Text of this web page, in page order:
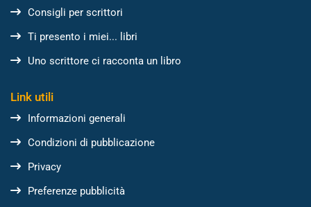
Consigli per scrittori
Ti presento i miei... libri
Uno scrittore ci racconta un libro
Link utili
Informazioni generali
Condizioni di pubblicazione
Privacy
Preferenze pubblicità